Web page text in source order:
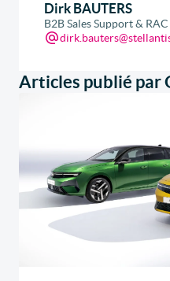
Dirk BAUTERS
B2B Sales Support &
Articles publié par